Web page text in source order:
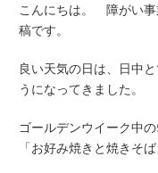
こんにちは。 障がい事
稿です。
良い天気の日は、日中
うになってきました。
ゴールデンウイーク中
「お好み焼きと焼きそ